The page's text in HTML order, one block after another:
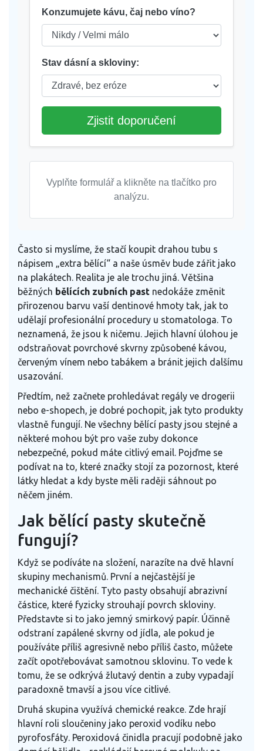
Konzumujete kávu, čaj nebo víno?
Stav dásní a skloviny:
Zjistit doporučení
Vyplňte formulář a klikněte na tlačítko pro
analýzu.
Často si myslíme, že stačí koupit drahou tubu s
nápisem „extra bělící“ a naše úsměv bude zářit jako
na plakátech. Realita je ale trochu jiná. Většina
běžných bělících zubních past nedokáže změnit
přirozenou barvu vaší dentinové hmoty tak, jak to
udělají profesionální procedury u stomatologa. To
neznamená, že jsou k ničemu. Jejich hlavní úlohou je
odstraňovat povrchové skvrny způsobené kávou,
červeným vínem nebo tabákem a bránit jejich dalšímu
usazování.
Předtím, než začnete prohledávat regály ve drogerii
nebo e-shopech, je dobré pochopit, jak tyto produkty
vlastně fungují. Ne všechny bělící pasty jsou stejné a
některé mohou být pro vaše zuby dokonce
nebezpečné, pokud máte citlivý email. Pojďme se
podívat na to, které značky stojí za pozornost, které
látky hledat a kdy byste měli raději sáhnout po
něčem jiném.
Jak bělící pasty skutečně
fungují?
Když se podíváte na složení, narazíte na dvě hlavní
skupiny mechanismů. První a nejčastější je
mechanické čištění. Tyto pasty obsahují abrazivní
částice, které fyzicky strouhají povrch skloviny.
Představte si to jako jemný smirkový papír. Účinně
odstraní zapálené skvrny od jídla, ale pokud je
používáte příliš agresivně nebo příliš často, můžete
začít opotřebovávat samotnou sklovinu. To vede k
tomu, že se odkrývá žlutavý dentin a zuby vypadají
paradoxně tmavší a jsou více citlivé.
Druhá skupina využívá chemické reakce. Zde hrají
hlavní roli sloučeniny jako peroxid vodíku nebo
pyrofosfáty. Peroxidová činidla pracují podobně jako